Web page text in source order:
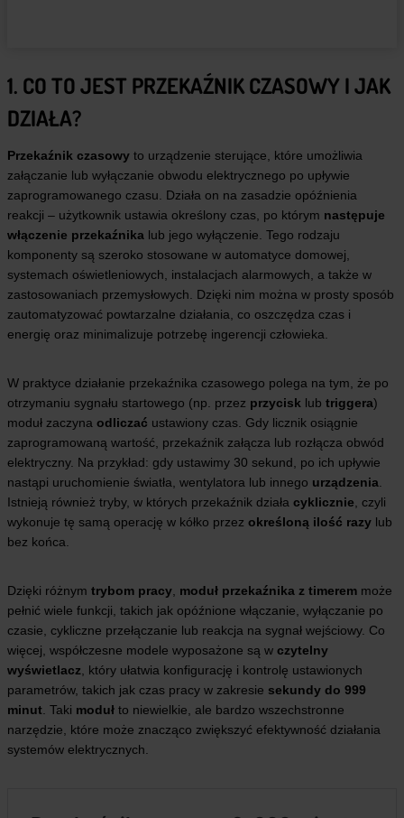
1. CO TO JEST PRZEKAŹNIK CZASOWY I JAK
DZIAŁA?
Przekaźnik czasowy to urządzenie sterujące, które umożliwia
załączanie lub wyłączanie obwodu elektrycznego po upływie
zaprogramowanego czasu. Działa on na zasadzie opóźnienia
reakcji – użytkownik ustawia określony czas, po którym następuje
włączenie przekaźnika lub jego wyłączenie. Tego rodzaju
komponenty są szeroko stosowane w automatyce domowej,
systemach oświetleniowych, instalacjach alarmowych, a także w
zastosowaniach przemysłowych. Dzięki nim można w prosty sposób
zautomatyzować powtarzalne działania, co oszczędza czas i
energię oraz minimalizuje potrzebę ingerencji człowieka.
W praktyce działanie przekaźnika czasowego polega na tym, że po
otrzymaniu sygnału startowego (np. przez przycisk lub triggera)
moduł zaczyna odliczać ustawiony czas. Gdy licznik osiągnie
zaprogramowaną wartość, przekaźnik załącza lub rozłącza obwód
elektryczny. Na przykład: gdy ustawimy 30 sekund, po ich upływie
nastąpi uruchomienie światła, wentylatora lub innego urządzenia
Istnieją również tryby, w których przekaźnik działa cyklicznie , czyli
wykonuje tę samą operację w kółko przez określoną ilość razy lub
bez końca.
Dzięki różnym trybom pracy moduł przekaźnika z timerem może
pełnić wiele funkcji, takich jak opóźnione włączanie, wyłączanie po
czasie, cykliczne przełączanie lub reakcja na sygnał wejściowy. Co
więcej, współczesne modele wyposażone są w czytelny
wyświetlacz , który ułatwia konfigurację i kontrolę ustawionych
parametrów, takich jak czas pracy w zakresie sekundy do 999
minut . Taki moduł to niewielkie, ale bardzo wszechstronne
narzędzie, które może znacząco zwiększyć efektywność działania
systemów elektrycznych.